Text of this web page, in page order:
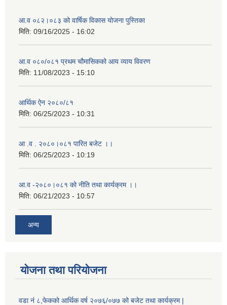
आ.व ०८२।०८३ को वार्षिक विकास योजना पुस्तिका
मिति: 09/16/2025 - 16:02
आ.व ०८०/०८१ प्रथम चौमासिकको आय व्याय विवरण
मिति: 11/08/2023 - 15:10
आर्थिक ऐन २०८०/८१
मिति: 06/25/2023 - 10:31
आ .व . २०८०।०८१ पारित बजेट ।।
मिति: 06/25/2023 - 10:19
आ.व -२०८०।०८१ को नीति तथा कार्यक्रम ।।
मिति: 06/21/2023 - 10:57
अन्य
योजना तथा परियोजना
वडा नं ८,फेकको आर्थिक वर्ष २०७६/०७७ को बजेट तथा कार्यक्रम |